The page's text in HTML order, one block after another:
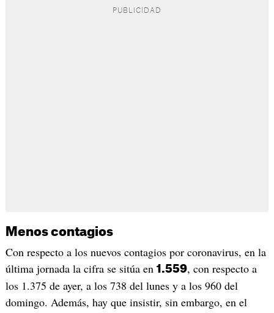
Menos contagios
Con respecto a los nuevos contagios por coronavirus, en la
última jornada la cifra se sitúa en 1.559, con respecto a
los 1.375 de ayer, a los 738 del lunes y a los 960 del
domingo. Además, hay que insistir, sin embargo, en el